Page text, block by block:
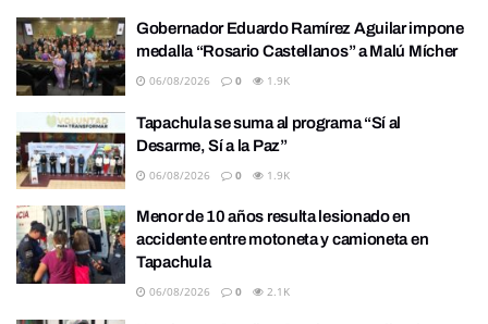
Gobernador Eduardo Ramírez Aguilar impone
medalla “Rosario Castellanos” a Malú Mícher
06/08/2026 0 1.9K
Tapachula se suma al programa “Sí al
Desarme, Sí a la Paz”
06/08/2026 0 1.9K
Menor de 10 años resulta lesionado en
accidente entre motoneta y camioneta en
Tapachula
06/08/2026 0 2.1K